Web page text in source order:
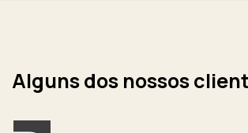
Alguns dos nossos